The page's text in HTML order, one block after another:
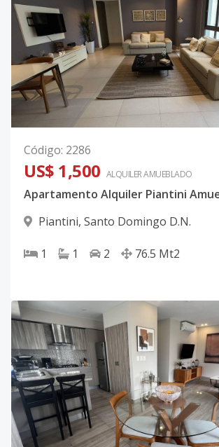
Código: 2286
US$ 1,500 ALQUILERAMUEBLADO
Apartamento Alquiler Piantini
Piantini, Santo Domingo D.N.
1 1 2 76.5 Mt2